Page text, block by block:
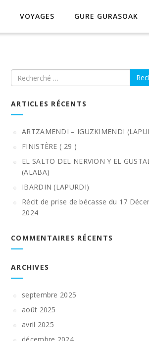
VOYAGES GURE GURASOAK
Recherche
ARTICLES RÉCENTS
ARTZAMENDI – IGUZKIMENDI
FINISTÈRE ( 29 )
EL SALTO DEL NERVION Y EL
(ALABA)
IBARDIN (LAPURDI)
Récit de prise de bécasse du 17
2024
COMMENTAIRES RÉCENTS
ARCHIVES
septembre 2025
août 2025
avril 2025